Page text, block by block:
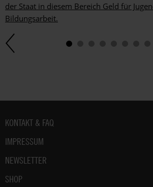
der Staat in diesem Bereich Geld für
Bildungsarbeit.
Fußbereich
KONTAKT & FAQ
IMPRESSUM
NEWSLETTER
SHOP